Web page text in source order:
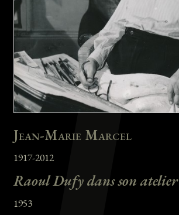
Jean-Marie Marcel
1917-2012
Raoul Dufy dans son atelier
1953